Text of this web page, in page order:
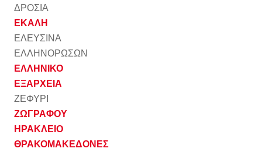
ΔΡΟΣΙΑ
ΕΚΑΛΗ
ΕΛΕΥΣΙΝΑ
ΕΛΛΗΝΟΡΩΣΩΝ
ΕΛΛΗΝΙΚΟ
ΕΞΑΡΧΕΙΑ
ΖΕΦΥΡΙ
ΖΩΓΡΑΦΟΥ
ΗΡΑΚΛΕΙΟ
ΘΡΑΚΟΜΑΚΕΔΟΝΕΣ